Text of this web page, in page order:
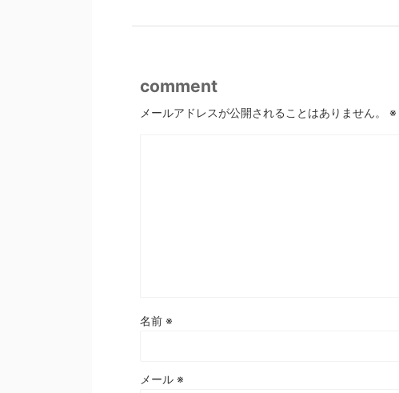
comment
メールアドレスが公開されることはありません。 ※
名前 ※
メール ※